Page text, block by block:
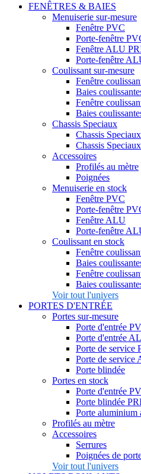
FENÊTRES & BAIES
Menuiserie sur-mesure
Fenêtre PVC
Porte-fenêtre
Fenêtre ALU
Porte-fenêtre
Coulissant sur-mesure
Fenêtre
Baies
Fenêtre
Baies
Chassis Speciaux
Chassis
Chassis
Accessoires
Profilés au mètre
Poignées
Menuiserie en stock
Fenêtre PVC
Porte-fenêtre
Fenêtre ALU
Porte-fenêtre
Coulissant en stock
Fenêtre
Baies
Fenêtre
Baies
Voir tout l'univers
PORTES D'ENTRÉE
Portes sur-mesure
Porte d'entrée
Porte d'entrée
Porte de service
Porte de service
Porte blindée
Portes en stock
Porte d'entrée
Porte blindée
Porte aluminium
Profilés au mètre
Accessoires
Serrures
Poignées de
Voir tout l'univers